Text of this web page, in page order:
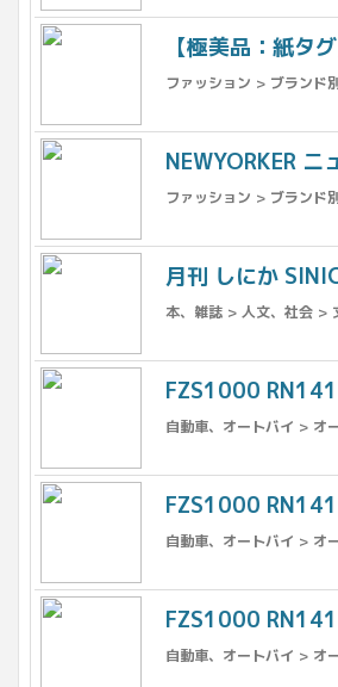
【極美品：紙
ファッション > ブランド
NEWYORKER
ファッション > ブランド
月刊 しにか
本、雑誌 > 人文、社会 >
FZS1000
自動車、オートバイ > オ
FZS1000
自動車、オートバイ > オ
FZS1000
自動車、オートバイ > オ